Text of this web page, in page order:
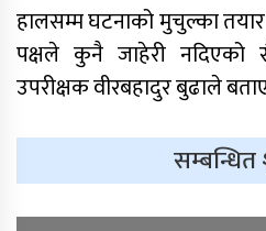
नाम
हालसम्म घटनाको मुचुल्का
पक्षले कुनै जाहेरी नदिएको
उपरीक्षक वीरबहादुर बुढाले
सम्बन्धित